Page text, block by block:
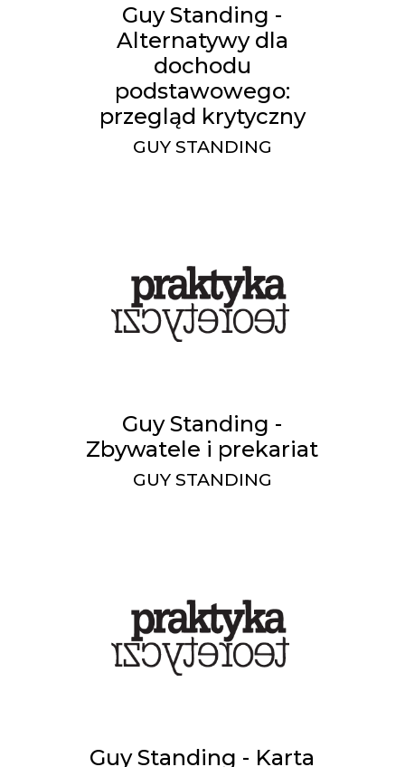
Guy Standing -
Alternatywy dla
dochodu
podstawowego:
przegląd krytyczny
GUY STANDING
Guy Standing -
Zbywatele i prekariat
GUY STANDING
Guy Standing - Karta